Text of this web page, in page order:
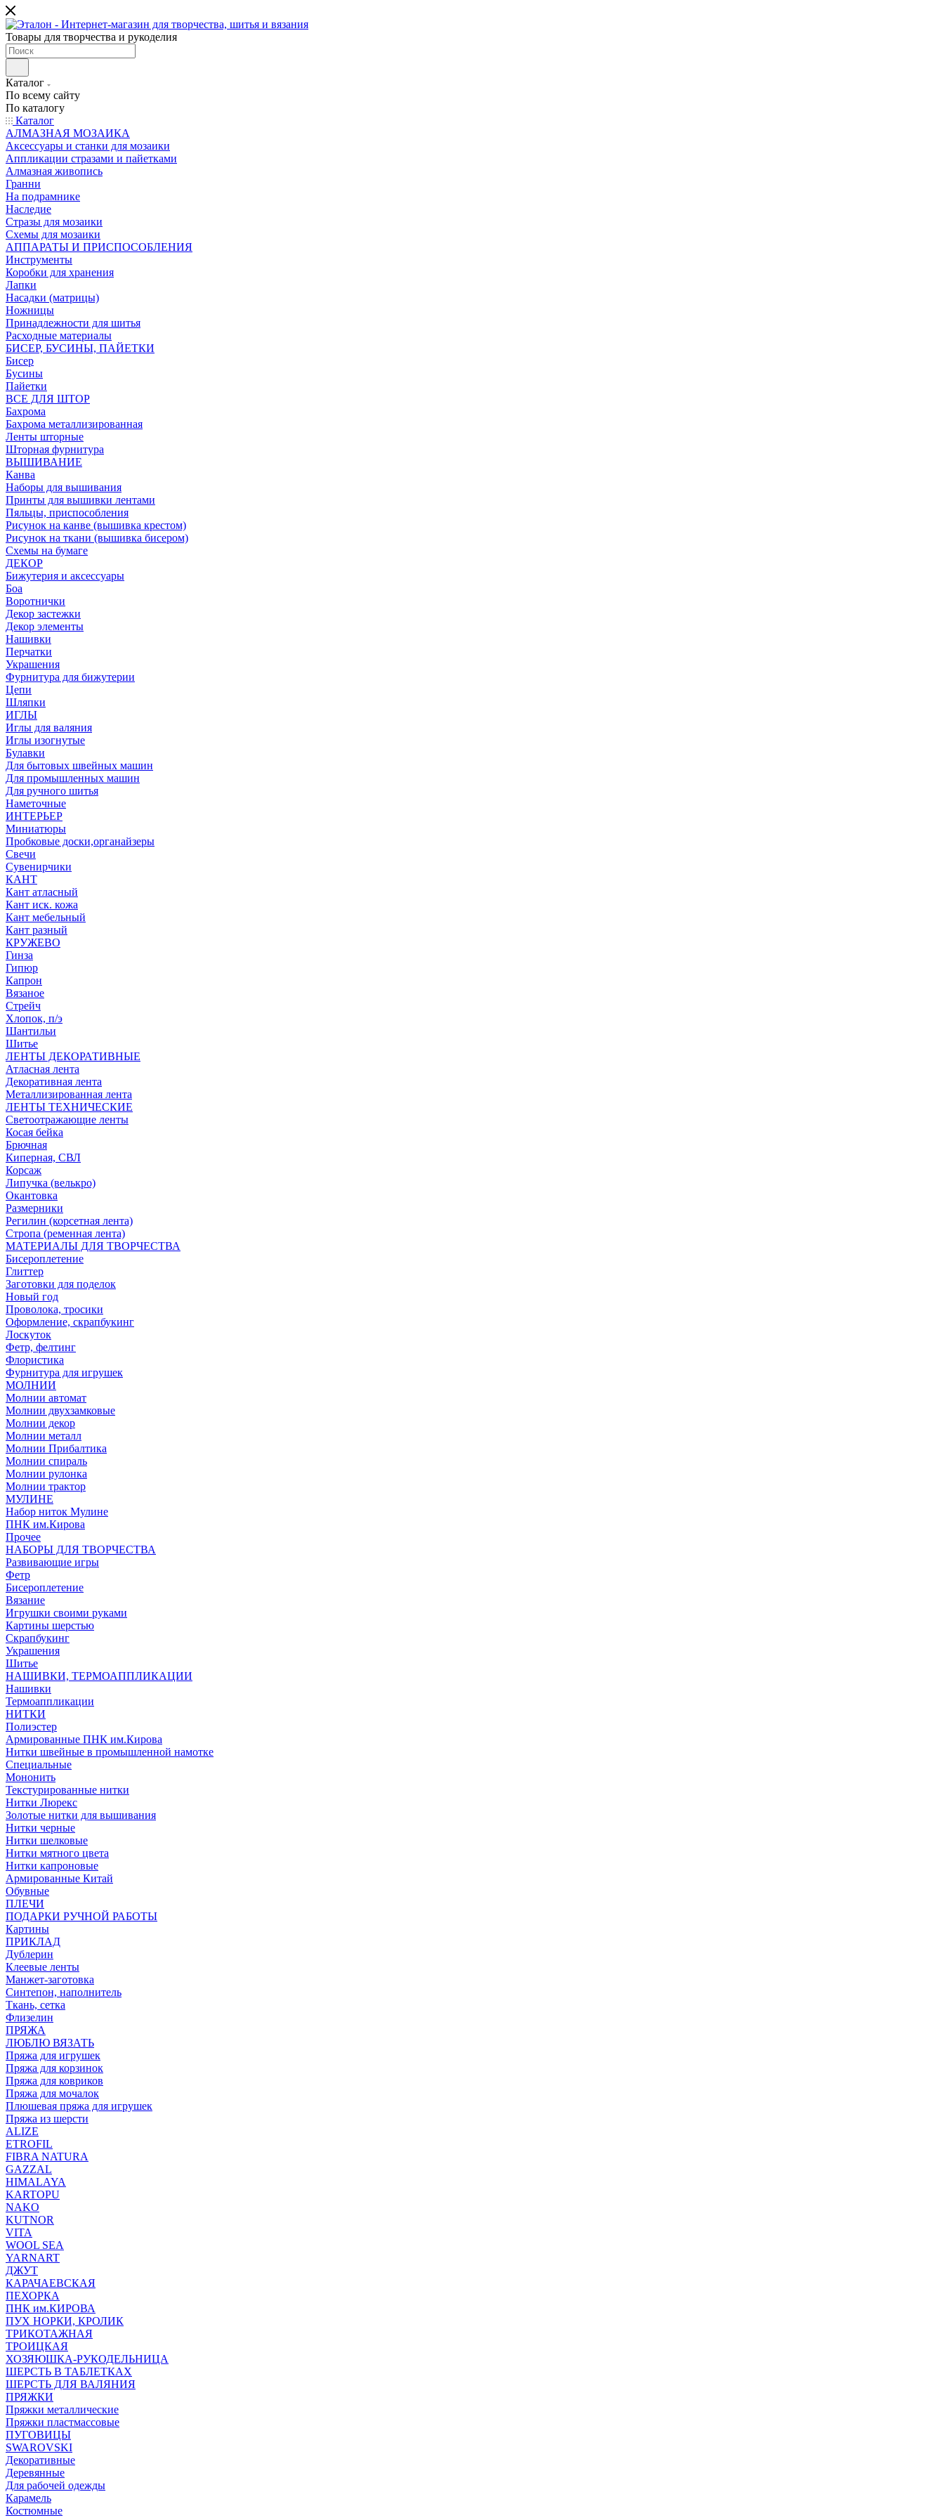
Товары для творчества и рукоделия
Каталог
По всему сайту
По каталогу
Каталог
АЛМАЗНАЯ МОЗАИКА
Аксессуары и станки для мозаики
Аппликации стразами и пайетками
Алмазная живопись
Гранни
На подрамнике
Наследие
Стразы для мозаики
Схемы для мозаики
АППАРАТЫ И ПРИСПОСОБЛЕНИЯ
Инструменты
Коробки для хранения
Лапки
Насадки (матрицы)
Ножницы
Принадлежности для шитья
Расходные материалы
БИСЕР, БУСИНЫ, ПАЙЕТКИ
Бисер
Бусины
Пайетки
ВСЕ ДЛЯ ШТОР
Бахрома
Бахрома металлизированная
Ленты шторные
Шторная фурнитура
ВЫШИВАНИЕ
Канва
Наборы для вышивания
Принты для вышивки лентами
Пяльцы, приспособления
Рисунок на канве (вышивка крестом)
Рисунок на ткани (вышивка бисером)
Схемы на бумаге
ДЕКОР
Бижутерия и аксессуары
Боа
Воротнички
Декор застежки
Декор элементы
Нашивки
Перчатки
Украшения
Фурнитура для бижутерии
Цепи
Шляпки
ИГЛЫ
Иглы для валяния
Иглы изогнутые
Булавки
Для бытовых швейных машин
Для промышленных машин
Для ручного шитья
Наметочные
ИНТЕРЬЕР
Миниатюры
Пробковые доски,органайзеры
Свечи
Сувенирчики
КАНТ
Кант атласный
Кант иск. кожа
Кант мебельный
Кант разный
КРУЖЕВО
Гинза
Гипюр
Капрон
Вязаное
Стрейч
Хлопок, п/э
Шантильи
Шитье
ЛЕНТЫ ДЕКОРАТИВНЫЕ
Атласная лента
Декоративная лента
Металлизированная лента
ЛЕНТЫ ТЕХНИЧЕСКИЕ
Светоотражающие ленты
Косая бейка
Брючная
Киперная, СВЛ
Корсаж
Липучка (велькро)
Окантовка
Размерники
Регилин (корсетная лента)
Стропа (ременная лента)
МАТЕРИАЛЫ ДЛЯ ТВОРЧЕСТВА
Бисероплетение
Глиттер
Заготовки для поделок
Новый год
Проволока, тросики
Оформление, скрапбукинг
Лоскуток
Фетр, фелтинг
Флористика
Фурнитура для игрушек
МОЛНИИ
Молнии автомат
Молнии двухзамковые
Молнии декор
Молнии металл
Молнии Прибалтика
Молнии спираль
Молнии рулонка
Молнии трактор
МУЛИНЕ
Набор ниток Мулине
ПНК им.Кирова
Прочее
НАБОРЫ ДЛЯ ТВОРЧЕСТВА
Развивающие игры
Фетр
Бисероплетение
Вязание
Игрушки своими руками
Картины шерстью
Скрапбукинг
Украшения
Шитье
НАШИВКИ, ТЕРМОАППЛИКАЦИИ
Нашивки
Термоаппликации
НИТКИ
Полиэстер
Армированные ПНК им.Кирова
Нитки швейные в промышленной намотке
Специальные
Мононить
Текстурированные нитки
Нитки Люрекс
Золотые нитки для вышивания
Нитки черные
Нитки шелковые
Нитки мятного цвета
Нитки капроновые
Армированные Китай
Обувные
ПЛЕЧИ
ПОДАРКИ РУЧНОЙ РАБОТЫ
Картины
ПРИКЛАД
Дублерин
Клеевые ленты
Манжет-заготовка
Синтепон, наполнитель
Ткань, сетка
Флизелин
ПРЯЖА
ЛЮБЛЮ ВЯЗАТЬ
Пряжа для игрушек
Пряжа для корзинок
Пряжа для ковриков
Пряжа для мочалок
Плюшевая пряжа для игрушек
Пряжа из шерсти
ALIZE
ETROFIL
FIBRA NATURA
GAZZAL
HIMALAYA
KARTOPU
NAKO
KUTNOR
VITA
WOOL SEA
YARNART
ДЖУТ
КАРАЧАЕВСКАЯ
ПЕХОРКА
ПНК им.КИРОВА
ПУХ НОРКИ, КРОЛИК
ТРИКОТАЖНАЯ
ТРОИЦКАЯ
ХОЗЯЮШКА-РУКОДЕЛЬНИЦА
ШЕРСТЬ В ТАБЛЕТКАХ
ШЕРСТЬ ДЛЯ ВАЛЯНИЯ
ПРЯЖКИ
Пряжки металлические
Пряжки пластмассовые
ПУГОВИЦЫ
SWAROVSKI
Декоративные
Деревянные
Для рабочей одежды
Карамель
Костюмные